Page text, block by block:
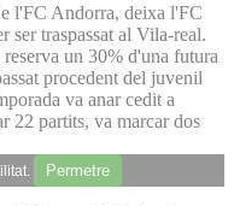
l'FC Andorra, deixa l'FC
ser traspassat al Vila-real.
un 30% d'una futura
procedent del juvenil
va anar cedit a
22 partits, va marcar dos
Permetre